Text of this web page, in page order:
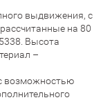
выдвижения, с
на 80
Высота
–
возможностью